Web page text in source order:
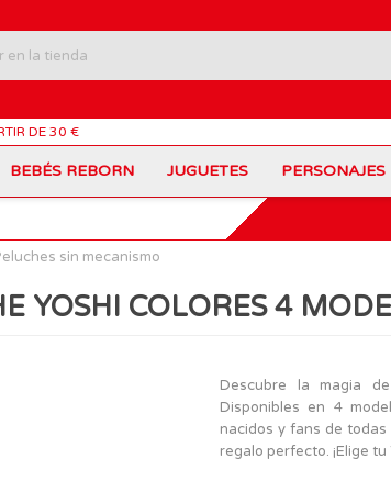
DE 30 €
BEBÉS REBORN JUGUETES
Carros Portamochilas
Muñecas
Patinetes
PERSONAJES
Bob Esponja
Sonic
The Beasties
Barbie
VTech
MARCAS
sin mecanismo
YOSHI COLORES 4
Descubre la magia
Disponibles en 4
nacidos y fans de
regalo perfecto. ¡Elige